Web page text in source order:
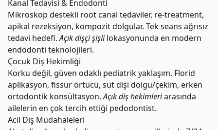
Kanal Tedavisi & Endodonti
Mikroskop destekli root canal tedaviler, re-treatment,
apikal rezeksiyon, kompozit dolgular. Tek seans ağrısız
tedavi hedefi.Açık dişçi şişlilokasyonunda en modern
endodonti teknolojileri.
Çocuk Diş Hekimliği
Korku değil, güven odaklı pediatrik yaklaşım. Florid
aplikasyon, fissür örtücü, süt dişi dolgu/çekim, erken
ortodontik konsültasyon.Açık diş hekimleriarasında
ailelerin en çok tercih ettiği pedodontist.
Acil Diş Müdahaleleri